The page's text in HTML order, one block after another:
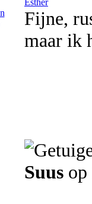
Esther
Fijne,
maar ik
Suus op